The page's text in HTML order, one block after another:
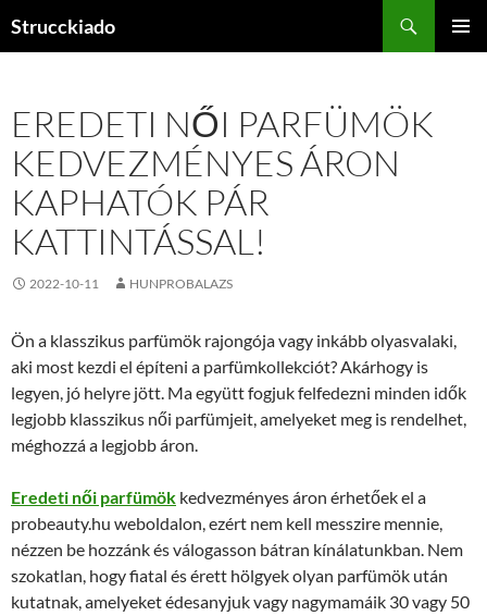
Strucckiado
EREDETI NŐI PARFÜMÖK
KEDVEZMÉNYES ÁRON
KAPHATÓK PÁR
KATTINTÁSSAL!
2022-10-11 HUNPROBALAZS
Ön a klasszikus parfümök rajongója vagy inkább olyasvalaki,
aki most kezdi el építeni a parfümkollekciót? Akárhogy is
legyen, jó helyre jött. Ma együtt fogjuk felfedezni minden idők
legjobb klasszikus női parfümjeit, amelyeket meg is rendelhet,
méghozzá a legjobb áron.
Eredeti női parfümök kedvezményes áron érhetőek el a
probeauty.hu weboldalon, ezért nem kell messzire mennie,
nézzen be hozzánk és válogasson bátran kínálatunkban. Nem
szokatlan, hogy fiatal és érett hölgyek olyan parfümök után
kutatnak, amelyeket édesanyjuk vagy nagymamáik 30 vagy 50